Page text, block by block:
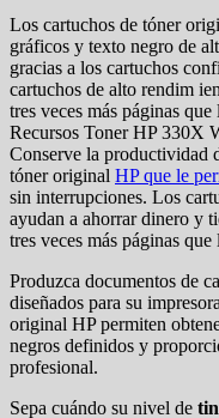
Los cartuchos de tóner
gráficos y texto negro de
gracias a los cartuchos
cartuchos de alto rendim
tres veces más páginas que
Recursos Toner HP 330X
Conserve la productividad
tóner original HP que le
sin interrupciones. Los
ayudan a ahorrar dinero y
tres veces más páginas que
Produzca documentos de
diseñados para su
original HP permiten
negros definidos y
profesional.
Sepa cuándo su nivel de